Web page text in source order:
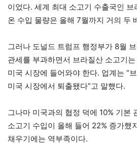
이었다. 세계 최대 소고기 수출국인
온 수입 물량은 올해 7월까지 거의 두
그러나 도널드 트럼프 행정부가 8월
관세를 부과하면서 브라질산 소고기
미국 시장에 들어와야 한다. 업계는 “
미국 시장에서 퇴출됐다”고 말했다.
그나마 미국과의 협정 덕에 10% 기본
소고기 수입이 올해 들어 22% 증가했
채우기에는 역부족이다.